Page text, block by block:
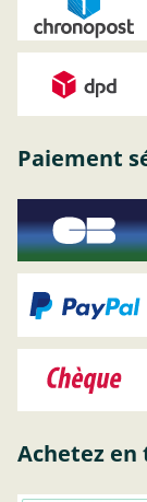
Paiement
Achetez en